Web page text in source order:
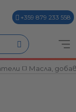
+359 879 233 558
Масла,